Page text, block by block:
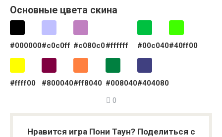
Основные цвета скина
#000000#c0c0ff #c080c0#ffffff #00c040#40ff00
#ffff00 #800040#ff8040 #008040#404080
0
Нравится игра Пони Таун? Поделиться с